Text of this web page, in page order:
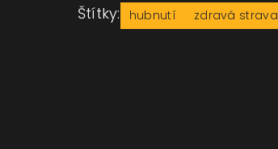
Štítky: hubnutí zdravá strava